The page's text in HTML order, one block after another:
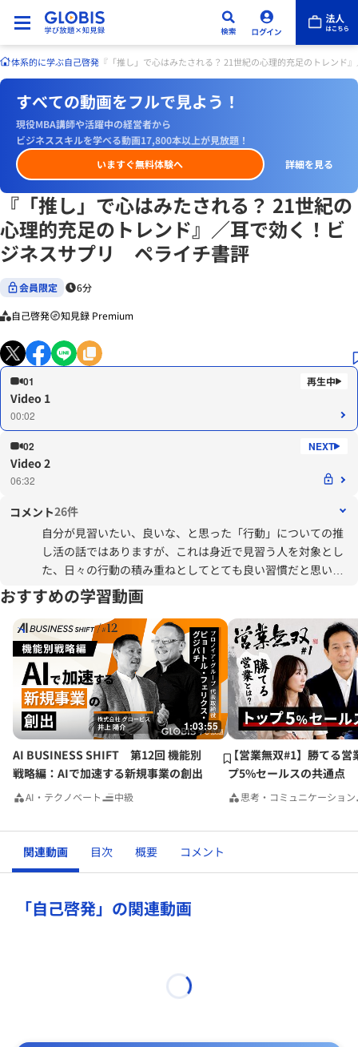
体系的に学ぶ自己啓発 『「推し」で心はみたされる？ 21世紀の心理的充足のトレン
すべての動画をフルで見よう！
現役MBA講師や活躍中の経営者から
ビジネススキルを学べる動画17,800本以上が見放題！
いますぐ無料体験へ
詳細を見る
『「推し」で心はみたされる？ 21世紀の
心理的充足のトレンド』／耳で効く！ビ
ジネスサプリ ペライチ書評
会員限定 6分
自己啓発 知見録 Premium
01
Video 1
00:02
02
Video 2
06:32
コメント26件
自分が見習いたい、良いな、と思った「行動」についての推
し活の話ではありますが、これは身近で見習う人を対象とし
た、日々の行動の積み重ねとしてとても良い習慣だと思いま
した。
一歩すすめると、まだお会いしたことのない人であっても、
書籍やセミナー等で心が動かされることがありますが、そう
いった瞬間も同様に大切にしています。どの瞬間であったの
か、何故心が動かされたのか。自分はどうありたいのか、等
を記録し、一度は振り返ってみる。振り返ったときにも心が
動いたなら、それは自分が本当に求めている物かもしれませ
ん。（後から読み返すと、大したことがない場合もあります
ね。）こちらの行動と併せる事で、これからも成長をしてい
きたいと考えています。
それと同時に、自分のどのような行動が、誰に、どのように
推し活されているのか。また推し活の対象となりえるのか
おすすめの学習動画
1:03:55
AI BUSINESS SHIFT 第12回 機能別
戦略編：AIで加速する新規事業の創出
AI・テクノベート 中級
【営業無双#1】勝てる営
プ5%セールスの共通点
思考・コミュニケーション
関連動画 目次 概要 コメント
「自己啓発」の関連動画